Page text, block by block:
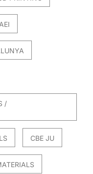
AEI
/
CBE JU